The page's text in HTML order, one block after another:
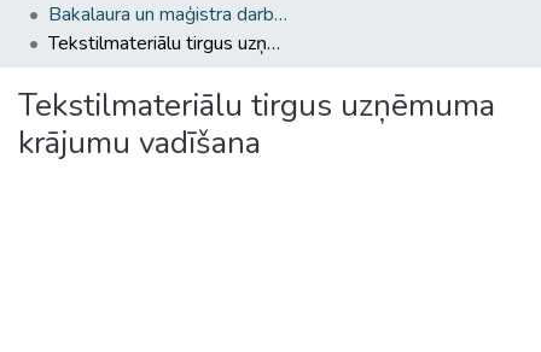
Bakalaura un maģistra darbi (ESZF) / Bachelor's and Master's theses
Tekstilmateriālu tirgus uzņēmuma krājumu vadīšana
Tekstilmateriālu tirgus uzņēmuma
krājumu vadīšana